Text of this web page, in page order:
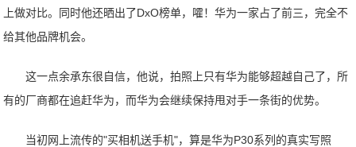
上做对比。同时他还晒出了DxO榜单，嚯！华为一家占了前三，完全不
给其他品牌机会。
这一点余承东很自信，他说，拍照上只有华为能够超越自己了，所
有的厂商都在追赶华为，而华为会继续保持甩对手一条街的优势。
当初网上流传的"买相机送手机"，算是华为P30系列的真实写照